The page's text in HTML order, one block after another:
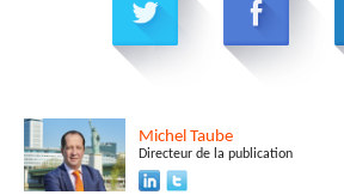
Michel Taube
Directeur de la publication